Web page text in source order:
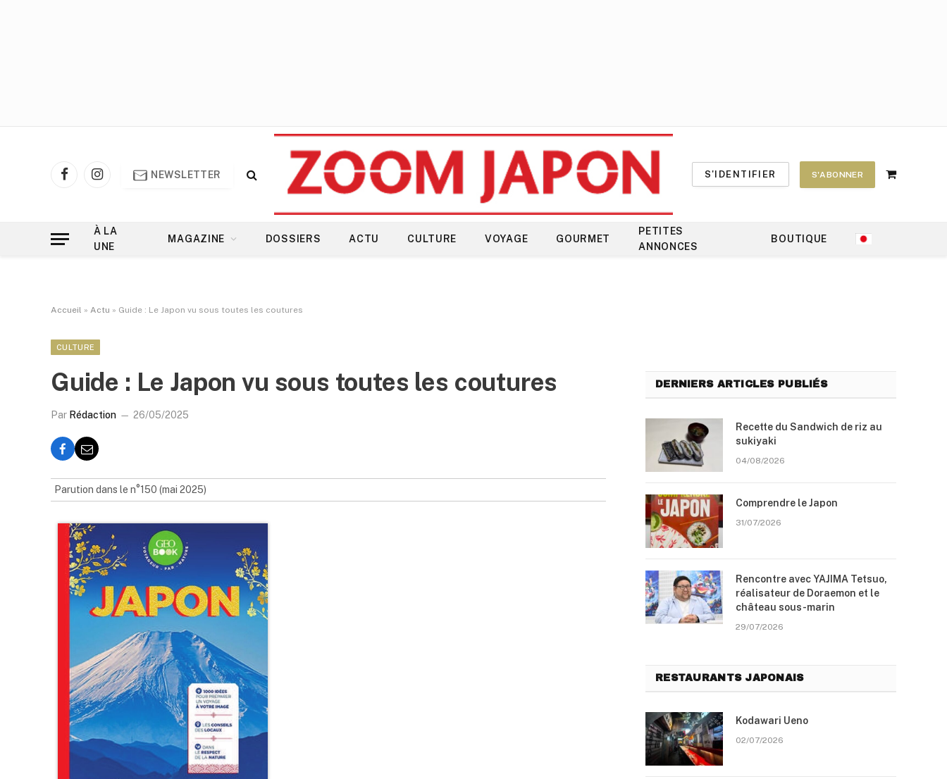
FacebookInstagram
NEWSLETTER S'IDENTIFIER S'ABONNER
Shopping
À LA
UNE
MAGAZINE DOSSIERS ACTU CULTURE VOYAGE GOURMET
PETITES
ANNONCES
BOUTIQUE
Accueil » Actu » Guide : Le Japon vu sous toutes les coutures
CULTURE
Guide : Le Japon vu sous toutes les coutures
Par Rédaction 26/05/2025
Parution dans le n°150 (mai 2025)
DERNIERS ARTICLES PUBLIÉS
Recette du Sandwich de riz au
sukiyaki
04/08/2026
Comprendre le Japon
31/07/2026
Rencontre avec YAJIMA Tetsuo,
réalisateur de Doraemon et le
château sous-marin
29/07/2026
RESTAURANTS JAPONAIS
Kodawari Ueno
02/07/2026